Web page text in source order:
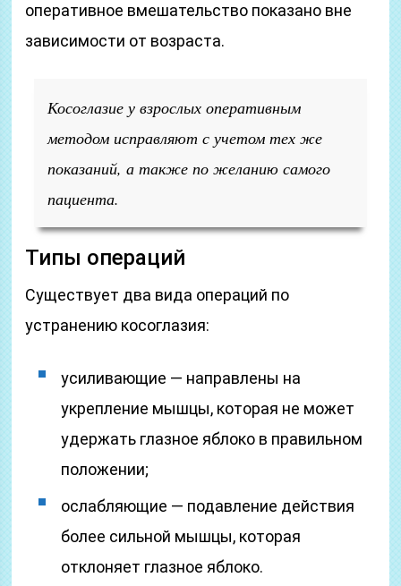
оперативное вмешательство показано вне
зависимости от возраста.
Косоглазие у взрослых оперативным
методом исправляют с учетом тех же
показаний, а также по желанию самого
пациента.
Типы операций
Существует два вида операций по
устранению косоглазия:
усиливающие — направлены на
укрепление мышцы, которая не может
удержать глазное яблоко в правильном
положении;
ослабляющие — подавление действия
более сильной мышцы, которая
отклоняет глазное яблоко.